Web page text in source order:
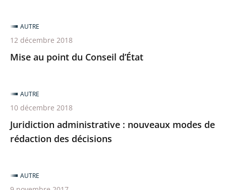
Mise au point du Conseil d’État
AUTRE
12 décembre 2018
Juridiction administrative : nouveaux modes de
rédaction des décisions
AUTRE
10 décembre 2018
AUTRE